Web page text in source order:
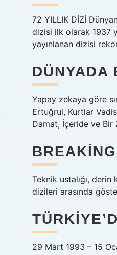
72 YILLIK DİZİ
dizisi ilk olarak 1937
yayınlanan dizisi
DÜNYADA
Yapay zekaya göre
Ertuğrul, Kurtlar
Damat, İçeride ve Bir
Teknik ustalığı,
dizileri arasında
29 Mart 1993 – 15